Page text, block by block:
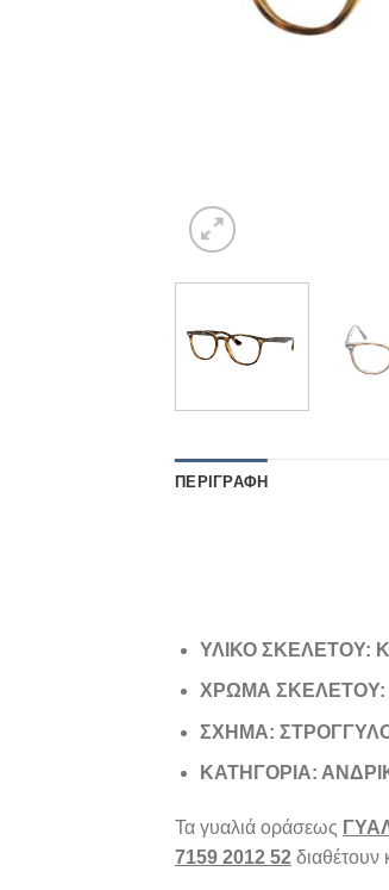
ΠΕΡΙΓΡΑΦΉ
ΥΛΙΚΟ ΣΚΕΛΕΤΟΥ:
ΧΡΩΜΑ
ΣΧΗΜΑ:
ΚΑΤΗΓΟΡΙΑ:
Τα γυαλιά οράσεως
7159 2012 52 διαθέτουν